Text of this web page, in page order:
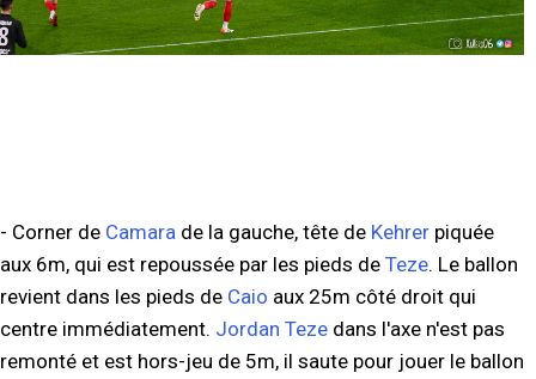
- Corner de Camara de la gauche, tête de Kehrer piquée
aux 6m, qui est repoussée par les pieds de Teze. Le ballon
revient dans les pieds de Caio aux 25m côté droit qui
centre immédiatement. Jordan Teze dans l'axe n'est pas
remonté et est hors-jeu de 5m, il saute pour jouer le ballon